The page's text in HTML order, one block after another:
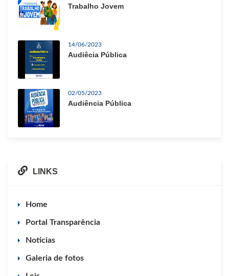
Trabalho Jovem
14/06/2023
Audiêcia Pública
02/05/2023
Audiência Pública
LINKS
Home
Portal Transparência
Noticias
Galeria de fotos